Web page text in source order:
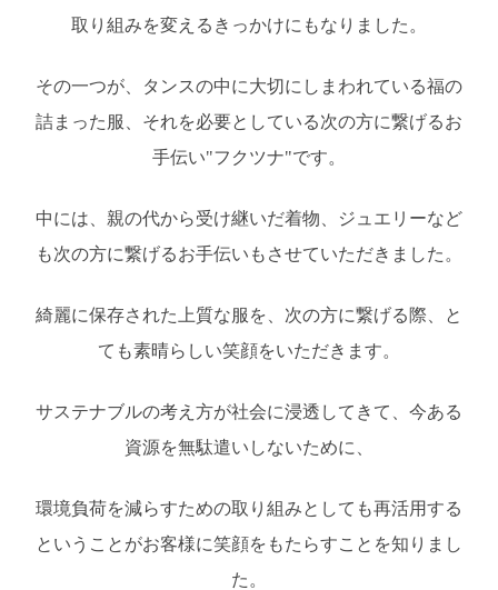
取り組みを変えるきっかけにもなりました。
その一つが、タンスの中に大切にしまわれている福の
詰まった服、それを必要としている次の方に繋げるお
手伝い"フクツナ"です。
中には、親の代から受け継いだ着物、ジュエリーなど
も次の方に繋げるお手伝いもさせていただきました。
綺麗に保存された上質な服を、次の方に繋げる際、と
ても素晴らしい笑顔をいただきます。
サステナブルの考え方が社会に浸透してきて、今ある
資源を無駄遣いしないために、
環境負荷を減らすための取り組みとしても再活用する
ということがお客様に笑顔をもたらすことを知りまし
た。